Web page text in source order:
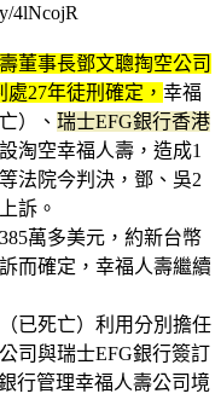
4lNcojR
董事長鄧文聰掏空公司
27年徒刑確定， 幸福
）、 瑞士EFG銀行香港
淘空幸福人壽，造成1
法院今判決，鄧、吳2
訴。
萬多美元，約新台幣
而確定，幸福人壽繼續
已死亡）利用分別擔任
司與瑞士EFG銀行簽訂
行管理幸福人壽公司境